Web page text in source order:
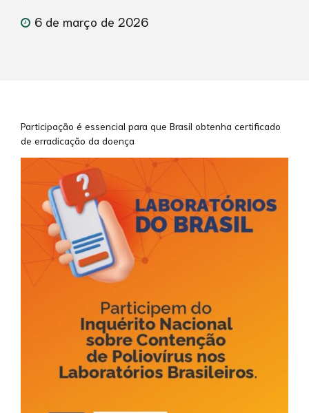
6 de março de 2026
Participação é essencial para que Brasil obtenha certificado
de erradicação da doença